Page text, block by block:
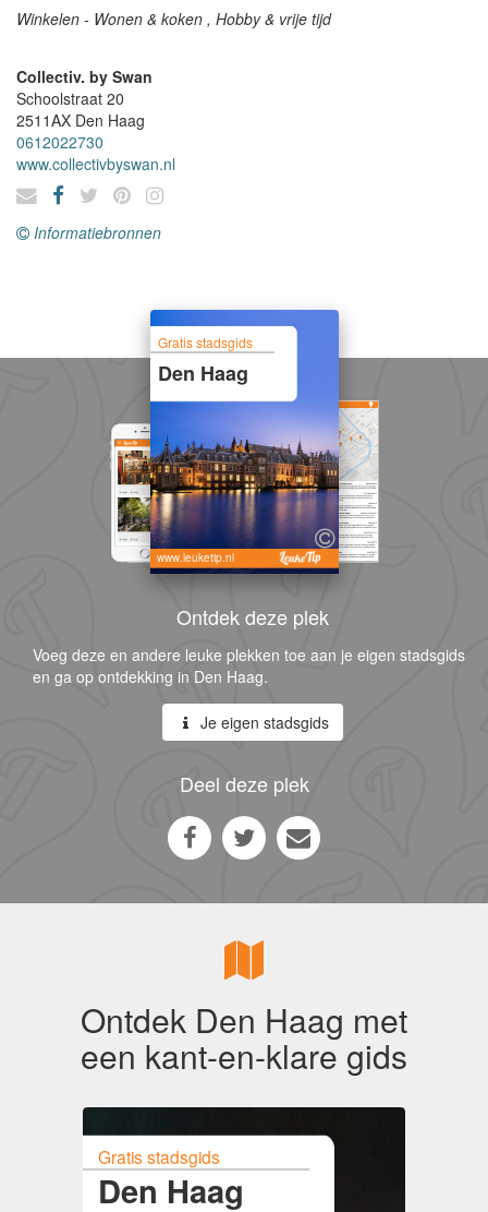
Winkelen - Wonen & koken , Hobby & vrije tijd
Collectiv. by Swan
Schoolstraat 20
2511AX Den Haag
0612022730
www.collectivbyswan.nl
Informatiebronnen
Gratis stadsgids
Den Haag
www.leuketip.nl
Ontdek deze plek
Voeg deze en andere leuke plekken toe aan je eigen stadsgids
en ga op ontdekking in Den Haag.
Je eigen stadsgids
Deel deze plek
Ontdek Den Haag met
een kant-en-klare gids
Gratis stadsgids
Den Haag